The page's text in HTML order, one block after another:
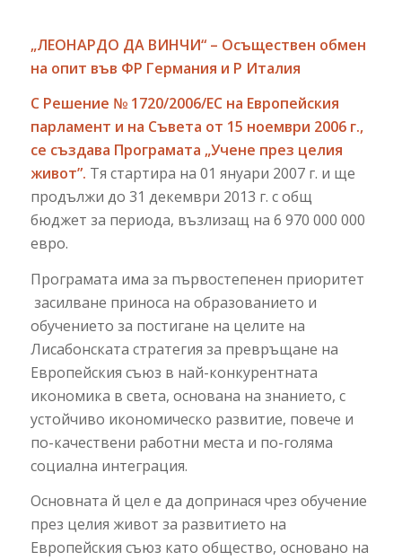
„ЛЕОНАРДО ДА ВИНЧИ“ – Осъществен обмен
на опит във ФР Германия и Р Италия
С Решение № 1720/2006/EC на Европейския
парламент и на Съвета от 15 ноември 2006 г.,
се създава Програмата „Учене през целия
живот”. Тя стартира на 01 януари 2007 г. и ще
продължи до 31 декември 2013 г. с общ
бюджет за периода, възлизащ на 6 970 000 000
евро.
Програмата има за първостепенен приоритет
засилване приноса на образованието и
обучението за постигане на целите на
Лисабонската стратегия за превръщане на
Европейския съюз в най-конкурентната
икономика в света, основана на знанието, с
устойчиво икономическо развитие, повече и
по-качествени работни места и по-голяма
социална интеграция.
Основната й цел е да допринася чрез обучение
през целия живот за развитието на
Европейския съюз като общество, основано на